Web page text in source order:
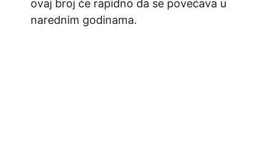
ovaj broj će rapidno da se povećava u
narednim godinama.